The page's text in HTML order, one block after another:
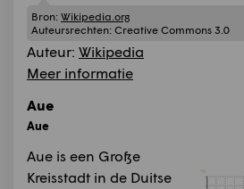
Bron: Wikipedia.org
Auteursrechten: Creative Commons 3.0
Auteur: Wikipedia
Meer informatie
Aue
Aue
Aue is een Große
Kreisstadt in de Duitse